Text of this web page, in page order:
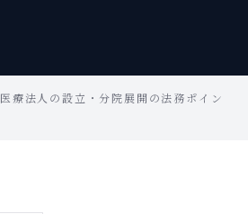
医療法人の設立・分院展開の法務ポイン